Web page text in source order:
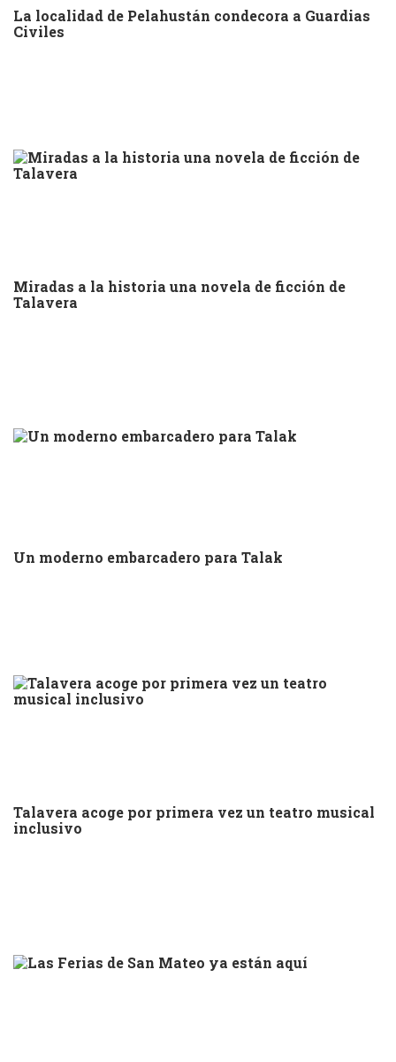
La localidad de Pelahustán condecora a Guardias
Civiles
Miradas a la historia una novela de ficción de
Talavera
Un moderno embarcadero para Talak
Talavera acoge por primera vez un teatro musical
inclusivo